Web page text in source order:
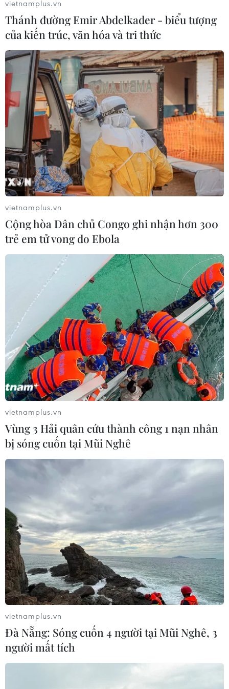
thể của 4 đứa trẻ tại hiện trường cháy ở thành phố
Timisoara.
vietnamplus.vn
Thánh đường Emir Abdelkader - biểu tượng
của kiến trúc, văn hóa và tri thức
vietnamplus.vn
Cộng hòa Dân chủ Congo ghi nhận hơn 300
trẻ em tử vong do Ebola
vietnamplus.vn
Vùng 3 Hải quân cứu thành công 1 nạn nhân
bị sóng cuốn tại Mũi Nghê
vietnamplus.vn
Đà Nẵng: Sóng cuốn 4 người tại Mũi Nghê, 3
người mất tích